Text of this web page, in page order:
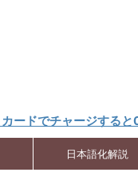
ードでチャージすると
日本語化解説